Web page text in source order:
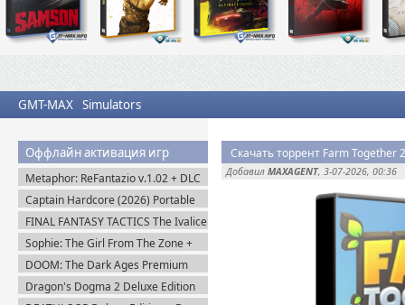
GMT-MAX Simulators
Оффлайн активация игр
Metaphor: ReFantazio v.1.02 + DLC
(2024) RePack
Captain Hardcore (2026) Portable
FINAL FANTASY TACTICS The Ivalice
Chronicles (2025) Steam-Rip
Sophie: The Girl From The Zone +
DLC (2026) Пиратка
DOOM: The Dark Ages Premium
Edition + Все DLC (2025) Пиратка
Dragon's Dogma 2 Deluxe Edition
(2024) Пиратка
Скачать торрент Farm Together
Добавил MAXAGENT, 3-07-2026, 00:36